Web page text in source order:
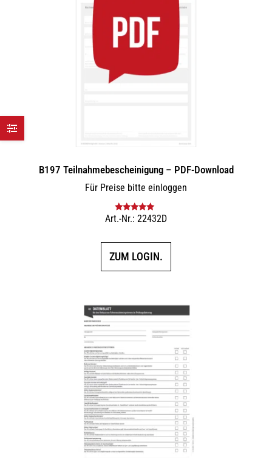
B197 Teilnahmebescheinigung – PDF-Download
Für Preise bitte einloggen
Bewertet mit
Art.-Nr.: 22432D
ZUM LOGIN.